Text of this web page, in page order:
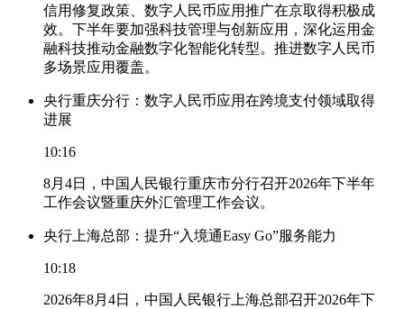
信用修复政策、数字人民币应用推广在京取得积极成
效。下半年要加强科技管理与创新应用，深化运用金
融科技推动金融数字化智能化转型。推进数字人民币
多场景应用覆盖。
央行重庆分行：数字人民币应用在跨境支付领域取得
进展
10:16
8月4日，中国人民银行重庆市分行召开2026年下半年
工作会议暨重庆外汇管理工作会议。
央行上海总部：提升“入境通Easy Go”服务能力
10:18
2026年8月4日，中国人民银行上海总部召开2026年下